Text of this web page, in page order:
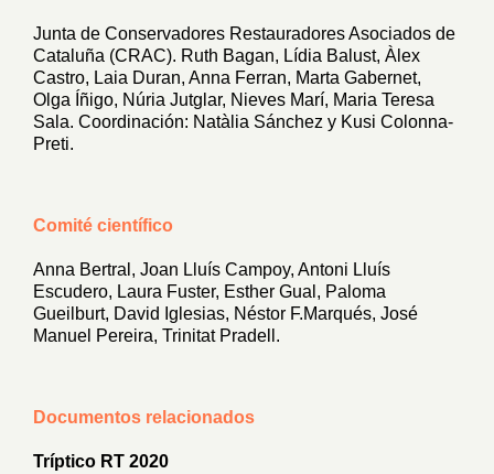
Junta de Conservadores Restauradores Asociados de
Cataluña (CRAC). Ruth Bagan, Lídia Balust, Àlex
Castro, Laia Duran, Anna Ferran, Marta Gabernet,
Olga Íñigo, Núria Jutglar, Nieves Marí, Maria Teresa
Sala. Coordinación: Natàlia Sánchez y Kusi Colonna-
Preti.
Comité científico
Anna Bertral, Joan Lluís Campoy, Antoni Lluís
Escudero, Laura Fuster, Esther Gual, Paloma
Gueilburt, David Iglesias, Néstor F.Marqués, José
Manuel Pereira, Trinitat Pradell.
Documentos relacionados
Tríptico RT 2020